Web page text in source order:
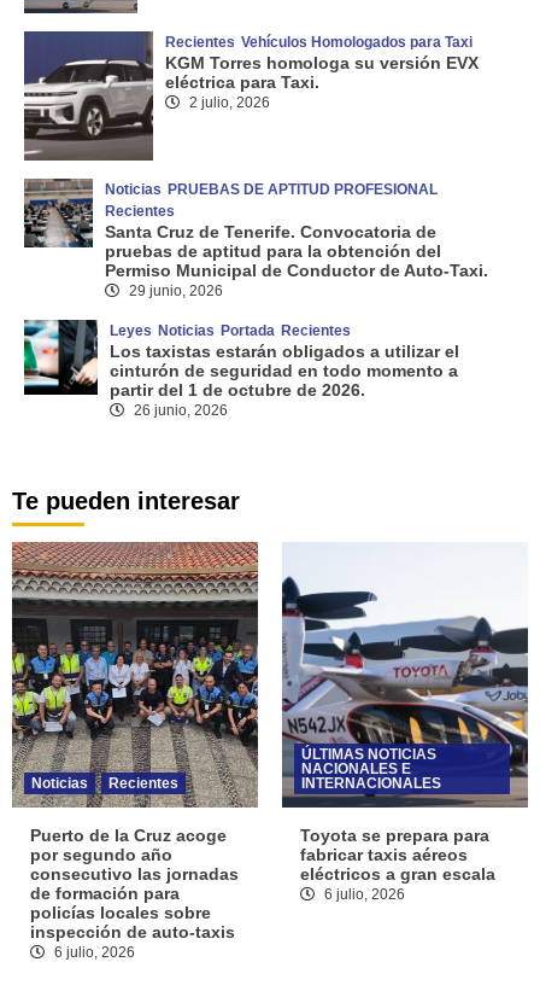
Recientes Vehículos Homologados para Taxi
KGM Torres homologa su versión EVX
eléctrica para Taxi.
2 julio, 2026
Noticias PRUEBAS DE APTITUD PROFESIONAL
Recientes
Santa Cruz de Tenerife. Convocatoria de
pruebas de aptitud para la obtención del
Permiso Municipal de Conductor de Auto-Taxi.
29 junio, 2026
Leyes Noticias Portada Recientes
Los taxistas estarán obligados a utilizar el
cinturón de seguridad en todo momento a
partir del 1 de octubre de 2026.
26 junio, 2026
Te pueden interesar
Noticias Recientes
Puerto de la Cruz acoge
por segundo año
consecutivo las jornadas
de formación para
policías locales sobre
inspección de auto-taxis
6 julio, 2026
ÚLTIMAS NOTICIAS
NACIONALES E
INTERNACIONALES
Toyota se prepara para
fabricar taxis aéreos
eléctricos a gran escala
6 julio, 2026